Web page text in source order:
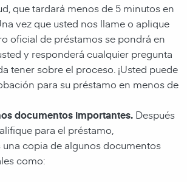
que tardará menos de 5 minutos en
vez que usted nos llame o aplique
oficial de préstamos se pondrá en
y responderá cualquier pregunta
tener sobre el proceso. ¡Usted puede
para su préstamo en menos de
documentos importantes. Después
para el préstamo,
copia de algunos documentos
como: